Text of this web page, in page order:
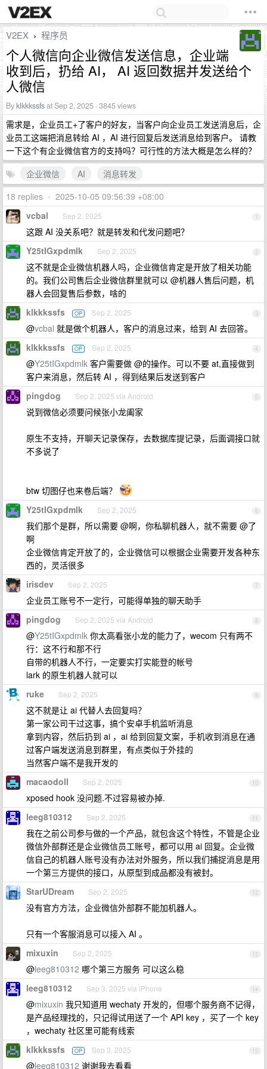
V2EX › 程序员
个人微信向企业微信发送信息，企业端
收到后，扔给 AI， AI 返回数据并发送给个
人微信
Byklkkkssfsat Sep 2, 2025 · 3845 views
需求是，企业员工+了客户的好友，当客户向企业员工发送消息后，企
业员工这端把消息转给 AI ，AI 进行回复后发送消息给到客户。 请教
一下这个有企业微信官方的支持吗？可行性的方法大概是怎么样的？
企业微信
AI
消息转发
18 replies • 2025-10-05 09:56:39 +08:00
1
vcbal Sep 2, 2025
这跟 AI 没关系吧？就是转发和代发问题吧？
2
Y25tIGxpdmlk Sep 2, 2025
这不就是企业微信机器人吗，企业微信肯定是开放了相关功能
的。我们公司售后企业微信群里就可以 @机器人售后问题，机
器人会回复售后参数，啥的
3
klkkkssfs OP Sep 2, 2025
@vcbal 就是做个机器人，客户的消息过来，给到 AI 去回答。
4
klkkkssfs OP Sep 2, 2025
@Y25tIGxpdmlk 客户需要做 @的操作。可以不要 at,直接做到
客户来消息，然后转 AI ，得到结果后发送到客户
5
pingdog Sep 2, 2025 via Android
说到微信必须要问候张小龙阖家
原生不支持，开聊天记录保存，去数据库提记录，后面调接口就
不多说了
btw 切图仔也来卷后端？
6
Y25tIGxpdmlk Sep 2, 2025
我们那个是群，所以需要 @啊，你私聊机器人，就不需要 @了
啊
企业微信肯定开放了的，企业微信可以根据企业需要开发各种东
西的，灵活很多
7
irisdev Sep 2, 2025
企业员工账号不一定行，可能得单独的聊天助手
8
pingdog Sep 2, 2025 via Android
@Y25tIGxpdmlk 你太高看张小龙的能力了，wecom 只有两不
行：这不行和那不行
自带的机器人不行，一定要实打实能登的帐号
lark 的原生机器人就可以
9
ruke Sep 2, 2025
这不就是让 ai 代替人去回复吗？
第一家公司干过这事，搞个安卓手机监听消息
拿到内容，然后扔到 ai ，ai 给到回复文案，手机收到消息在通
过客户端发送消息到群里，有点类似于外挂的
当然客户端不是我开发的
10
macaodoll Sep 2, 2025
xposed hook 没问题.不过容易被办掉.
11
leeg810312 Sep 2, 2025
我在之前公司参与做的一个产品，就包含这个特性，不管是企业
微信外部群还是企业微信员工账号，都可以用 ai 回复。企业微
信自己的机器人账号没有办法对外服务，所以我们捕捉消息是用
一个第三方提供的接口，从原型到成品都没有被封。
12
StarUDream Sep 2, 2025
没有官方方法，企业微信外部群不能加机器人。
只有一个客服消息可以接入 AI 。
13
mixuxin Sep 2, 2025
@leeg810312 哪个第三方服务 可以这么稳
14
leeg810312 Sep 3, 2025 via iPhone
@mixuxin 我只知道用 wechaty 开发的，但哪个服务商不记得，
是产品经理找的，只记得试用送了一个 API key ，买了一个 key
，wechaty 社区里可能有线索
15
klkkkssfs OP Sep 3, 2025
@leeg810312 谢谢我去看看